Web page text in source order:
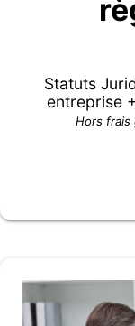
Statuts
entreprise
Hors frais